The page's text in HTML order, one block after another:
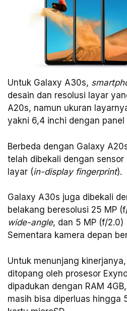
Untuk Galaxy A30s,
desain dan resolusi layar
A20s, namun ukuran
yakni 6,4 inchi dengan panel
Berbeda dengan Galaxy
telah dibekali dengan sensor
layar (in-display fingerprint).
Galaxy A30s juga dibekali
belakang beresolusi 25 MP
wide-angle, dan 5 MP (f/2.0)
Sementara kamera depan
Untuk menunjang
ditopang oleh prosesor
dipadukan dengan RAM
masih bisa diperluas hingga